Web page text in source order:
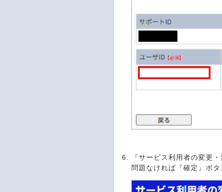
『サービス利用者の変更
問題なければ『確定』ボ